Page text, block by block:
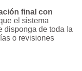
final con
el sistema
disponga de toda la
o revisiones